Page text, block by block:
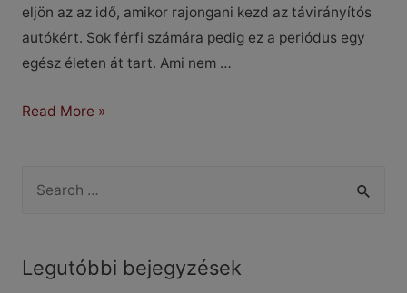
eljön az az idő, amikor rajongani kezd az távirányítós
autókért. Sok férfi számára pedig ez a periódus egy
egész életen át tart. Ami nem …
Toyota
Read More »
rLegutóbbi bejegyzések